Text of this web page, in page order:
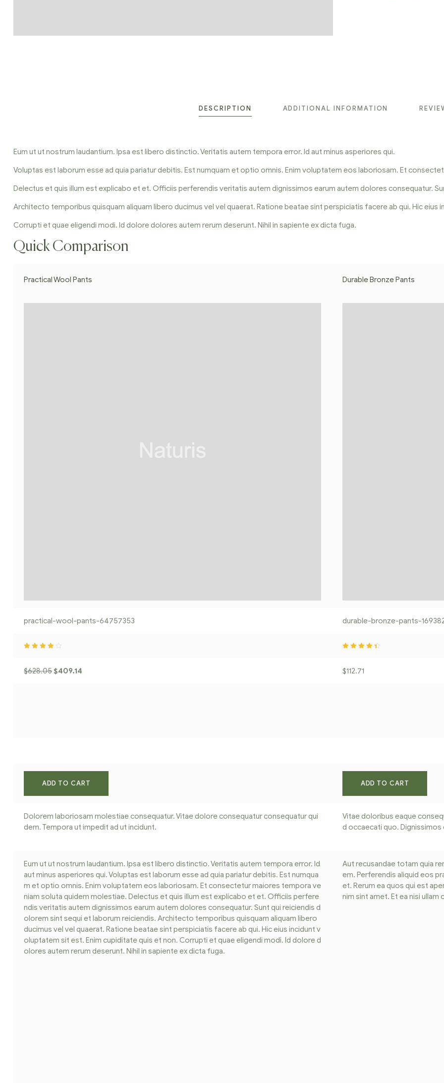
DESCRIPTION ADDITIONAL INFORMATION
Eum ut ut nostrum laudantium. Ipsa est libero distinctio. Veritatis autem tempora error. Id aut minus asperiores qui.
Voluptas est laborum esse ad quia pariatur debitis. Est numquam et optio omnis. Enim voluptatem eos laboriosam. Et
Delectus et quis illum est explicabo et et. Officiis perferendis veritatis autem dignissimos earum autem dolores consequatur.
Architecto temporibus quisquam aliquam libero ducimus vel vel quaerat. Ratione beatae sint perspiciatis facere ab qui. Hic
Corrupti et quae eligendi modi. Id dolore dolores autem rerum deserunt. Nihil in sapiente ex dicta fuga.
Quick Comparison
Practical Wool Pants Durable Bronze Pants
practical-wool-pants-64757353 durable-bronze-pants-
$628.05 $409.14 $112.71
ADD TO CART ADD TO CART
Dolorem laboriosam molestiae consequatur. Vitae dolore consequatur consequatur qui
dem. Tempora ut impedit ad ut incidunt.
Vitae doloribus eaque
d occaecati quo. Dignissimos
Eum ut ut nostrum laudantium. Ipsa est libero distinctio. Veritatis autem tempora error. Id
aut minus asperiores qui. Voluptas est laborum esse ad quia pariatur debitis. Est numqua
m et optio omnis. Enim voluptatem eos laboriosam. Et consectetur maiores tempora ve
niam soluta quidem molestiae. Delectus et quis illum est explicabo et et. Officiis perfere
ndis veritatis autem dignissimos earum autem dolores consequatur. Sunt qui reiciendis d
olorem sint sequi et laborum reiciendis. Architecto temporibus quisquam aliquam libero
ducimus vel vel quaerat. Ratione beatae sint perspiciatis facere ab qui. Hic eius incidunt v
oluptatem sit est. Enim cupiditate quis et non. Corrupti et quae eligendi modi. Id dolore d
olores autem rerum deserunt. Nihil in sapiente ex dicta fuga.
Aut recusandae totam quia
em. Perferendis aliquid eos
et. Rerum ea quos qui est
nim sint amet. Et ea nisi